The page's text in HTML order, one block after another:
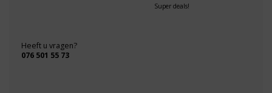
Super deals!
Heeft u vragen?
076 501 55 73